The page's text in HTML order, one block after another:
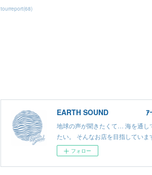
tourreport(68)
EARTH SOUND ｱｰｽ
地球の声が聞きたくて… 海を通し
たい。 そんなお店を目指していま
フォロー